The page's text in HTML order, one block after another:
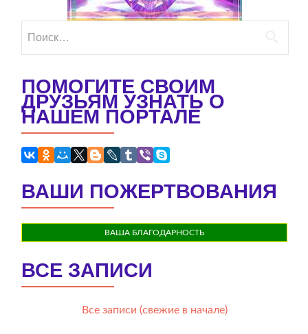
ПОМОГИТЕ СВОИМ
ДРУЗЬЯМ УЗНАТЬ О
НАШЕМ ПОРТАЛЕ
ВАШИ ПОЖЕРТВОВАНИЯ
ВАША БЛАГОДАРНОСТЬ
ВСЕ ЗАПИСИ
Все записи (свежие в начале)